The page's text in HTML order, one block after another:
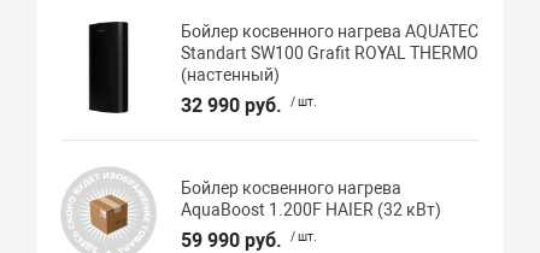
Бойлер косвенного нагрева AQUATEC
Standart SW100 Grafit ROYAL THERMO
(настенный)
32 990 руб. / шт.
Бойлер косвенного нагрева
AquaBoost 1.200F HAIER (32 кВт)
59 990 руб. / шт.